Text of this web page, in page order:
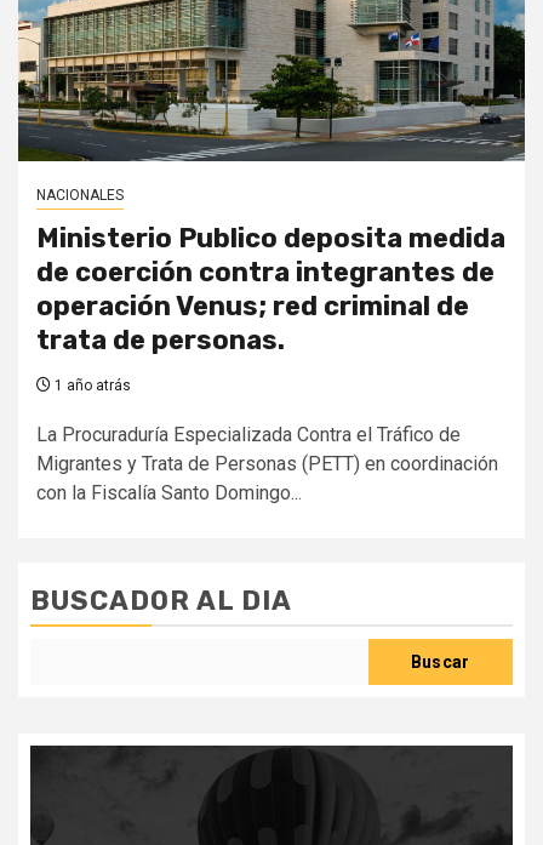
NACIONALES
Ministerio Publico deposita medida
de coerción contra integrantes de
operación Venus; red criminal de
trata de personas.
1 año atrás
La Procuraduría Especializada Contra el Tráfico de
Migrantes y Trata de Personas (PETT) en coordinación
con la Fiscalía Santo Domingo...
BUSCADOR AL DIA
Buscar